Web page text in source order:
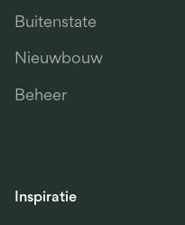
Buitenstate
Nieuwbouw
Beheer
Inspiratie